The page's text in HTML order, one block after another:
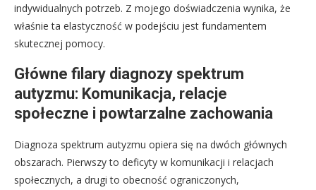
indywidualnych potrzeb. Z mojego doświadczenia wynika, że
właśnie ta elastyczność w podejściu jest fundamentem
skutecznej pomocy.
Główne filary diagnozy spektrum
autyzmu: Komunikacja, relacje
społeczne i powtarzalne zachowania
Diagnoza spektrum autyzmu opiera się na dwóch głównych
obszarach. Pierwszy to deficyty w komunikacji i relacjach
społecznych, a drugi to obecność ograniczonych,